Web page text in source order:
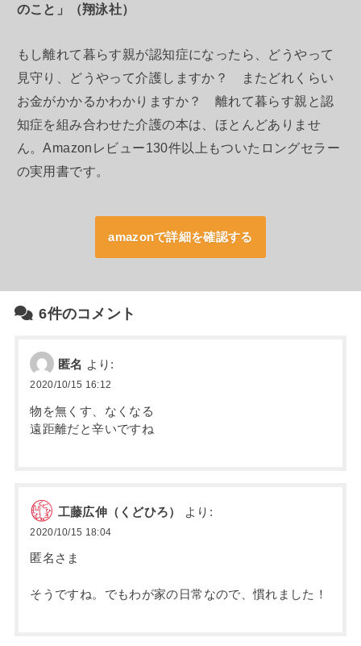
のこと」（翔泳社）
もし離れて暮らす親が認知症になったら、どうやって
見守り、どうやって介護しますか？ またどれくらい
お金がかかるかわかりますか？ 離れて暮らす親と認
知症を組み合わせた介護の本は、ほとんどありませ
ん。Amazonレビュー130件以上もついたロングセラー
の実用書です。
amazonで詳細を確認する
6件のコメント
匿名 より:
2020/10/15 16:12
物を無くす、なくなる
遠距離だと辛いですね
工藤広伸（くどひろ） より:
2020/10/15 18:04
匿名さま
そうですね。でもわが家の日常なので、慣れました！